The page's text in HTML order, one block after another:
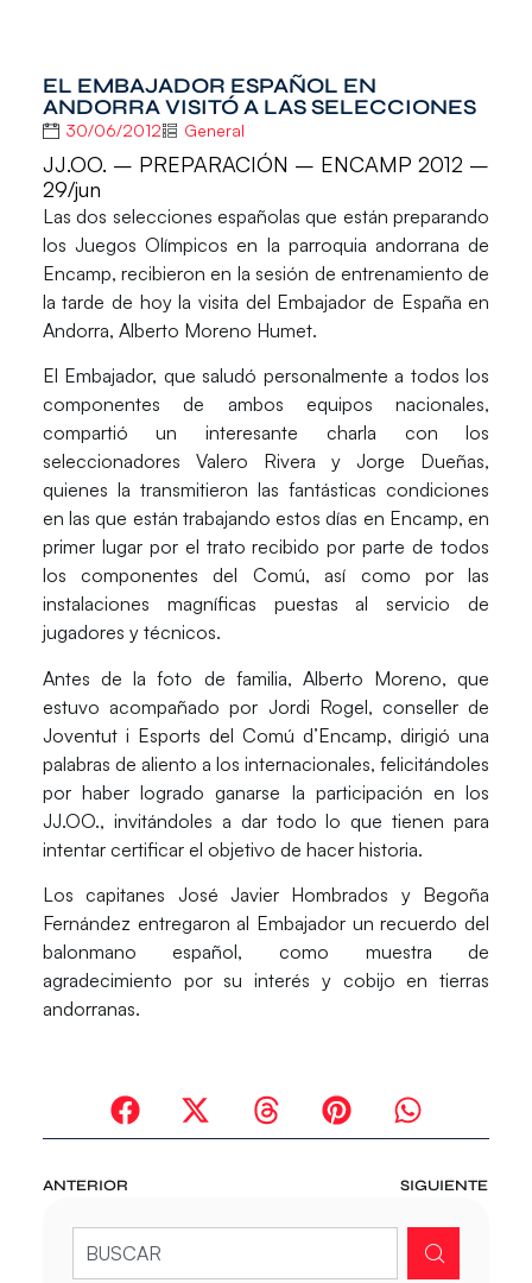
EL EMBAJADOR ESPAÑOL EN
ANDORRA VISITÓ A LAS SELECCIONES
30/06/2012 General
JJ.OO. – PREPARACIÓN – ENCAMP 2012 –
29/jun
Las dos selecciones españolas que están preparando
los Juegos Olímpicos en la parroquia andorrana de
Encamp, recibieron en la sesión de entrenamiento de
la tarde de hoy la visita del Embajador de España en
Andorra, Alberto Moreno Humet.
El Embajador, que saludó personalmente a todos los
componentes de ambos equipos nacionales,
compartió un interesante charla con los
seleccionadores Valero Rivera y Jorge Dueñas,
quienes la transmitieron las fantásticas condiciones
en las que están trabajando estos días en Encamp, en
primer lugar por el trato recibido por parte de todos
los componentes del Comú, así como por las
instalaciones magníficas puestas al servicio de
jugadores y técnicos.
Antes de la foto de familia, Alberto Moreno, que
estuvo acompañado por Jordi Rogel, conseller de
Joventut i Esports del Comú d’Encamp, dirigió una
palabras de aliento a los internacionales, felicitándoles
por haber logrado ganarse la participación en los
JJ.OO., invitándoles a dar todo lo que tienen para
intentar certificar el objetivo de hacer historia.
Los capitanes José Javier Hombrados y Begoña
Fernández entregaron al Embajador un recuerdo del
balonmano español, como muestra de
agradecimiento por su interés y cobijo en tierras
andorranas.
ANTERIOR SIGUIENTE